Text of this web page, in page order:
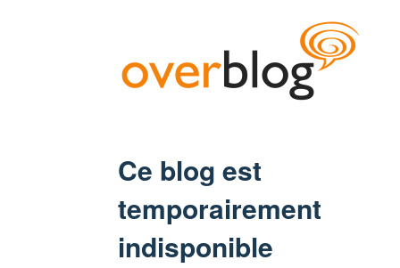
Ce blog est
temporairement
indisponible